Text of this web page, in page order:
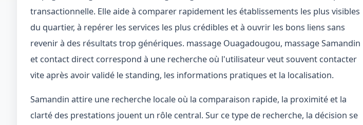
transactionnelle. Elle aide à comparer rapidement les établissements les plus visibles
du quartier, à repérer les services les plus crédibles et à ouvrir les bons liens sans
revenir à des résultats trop génériques. massage Ouagadougou, massage Samandin
et contact direct correspond à une recherche où l'utilisateur veut souvent contacter
vite après avoir validé le standing, les informations pratiques et la localisation.
Samandin attire une recherche locale où la comparaison rapide, la proximité et la
clarté des prestations jouent un rôle central. Sur ce type de recherche, la décision se